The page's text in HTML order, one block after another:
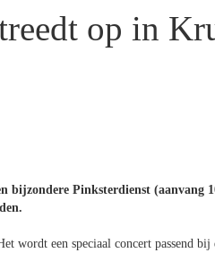
op in
bijzondere Pinksterdienst (aanvang
wordt een speciaal concert passend